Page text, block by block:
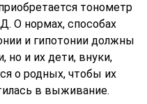
тонометр
О нормах, способах
и гипотонии должны
но и их дети, внуки,
о родных, чтобы их
в выживание.